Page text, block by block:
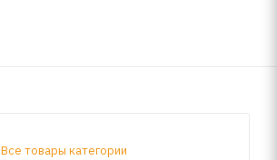
Все товары категории